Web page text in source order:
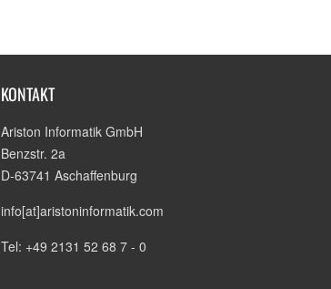
KONTAKT
Ariston Informatik GmbH
Benzstr. 2a
D-63741 Aschaffenburg
info[at]aristoninformatik.com
Tel: +49 2131 52 68 7 - 0